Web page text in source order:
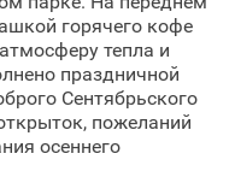
горячего кофе
тепла и
праздничной
Сентябрьского
пожеланий
осеннего